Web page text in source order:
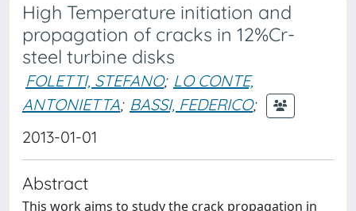
High Temperature initiation and
propagation of cracks in 12%Cr-
steel turbine disks
FOLETTI, STEFANO; LO CONTE,
ANTONIETTA; BASSI, FEDERICO;
2013-01-01
Abstract
This work aims to study the crack propagation in